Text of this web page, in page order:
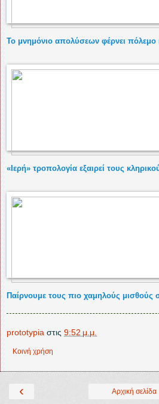
Το μνημόνιο απολύσεων φέρνει πόλεμο
«Ιερή» τροπολογία εξαιρεί τους
Παίρνουμε τους πιο χαμηλούς
prototypia στις 9:52 μ.μ.
Κοινή χρήση
‹ Αρχική σελίδα